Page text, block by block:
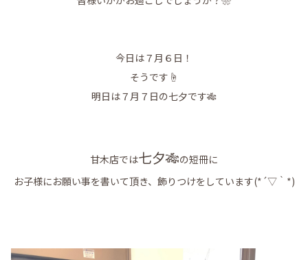
今日は７月６日！
そうです☝
明日は７月７日の七夕です🎋
甘木店では七夕🎋の短冊に
お子様にお願い事を書いて頂き、飾りつけをしています(*´▽｀*)